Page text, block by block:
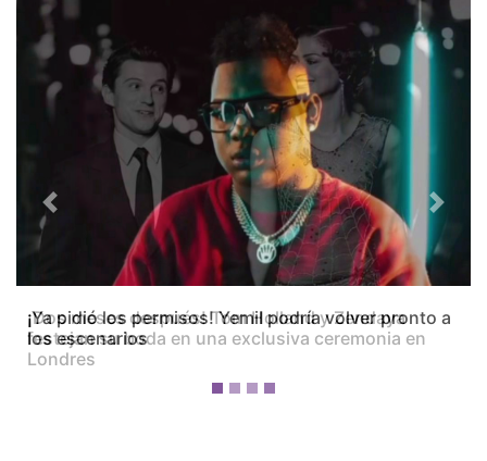
¡Dos meses después! Tom Holland y Zendaya
festejan su boda en una exclusiva ceremonia en
Londres
Previous Next